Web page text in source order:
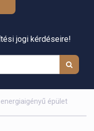
jogi kérdéseire!
épület